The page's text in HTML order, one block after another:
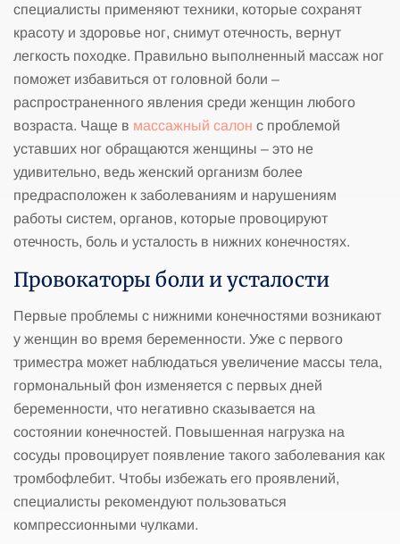
специалисты применяют техники, которые сохранят
красоту и здоровье ног, снимут отечность, вернут
легкость походке. Правильно выполненный массаж ног
поможет избавиться от головной боли –
распространенного явления среди женщин любого
возраста. Чаще в массажный салон с проблемой
уставших ног обращаются женщины – это не
удивительно, ведь женский организм более
предрасположен к заболеваниям и нарушениям
работы систем, органов, которые провоцируют
отечность, боль и усталость в нижних конечностях.
Провокаторы боли и усталости
Первые проблемы с нижними конечностями возникают
у женщин во время беременности. Уже с первого
триместра может наблюдаться увеличение массы тела,
гормональный фон изменяется с первых дней
беременности, что негативно сказывается на
состоянии конечностей. Повышенная нагрузка на
сосуды провоцирует появление такого заболевания как
тромбофлебит. Чтобы избежать его проявлений,
специалисты рекомендуют пользоваться
компрессионными чулками.